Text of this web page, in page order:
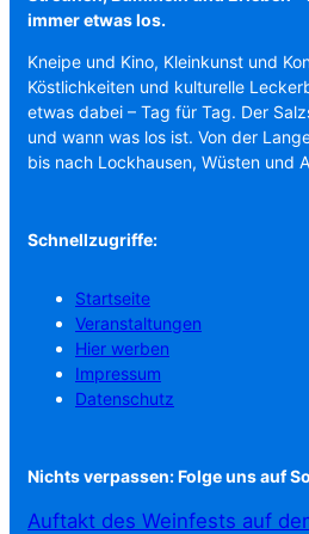
immer etwas los.
Kneipe und Kino, Kleinkunst und
Köstlichkeiten und kulturelle
etwas dabei – Tag für Tag. Der
und wann was los ist. Von der
bis nach Lockhausen, Wüsten und
Schnellzugriffe:
Startseite
Veranstaltungen
Hier werben
Impressum
Datenschutz
Nichts verpassen: Folge uns auf
Auftakt des Weinfests auf